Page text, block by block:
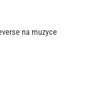
na muzyce